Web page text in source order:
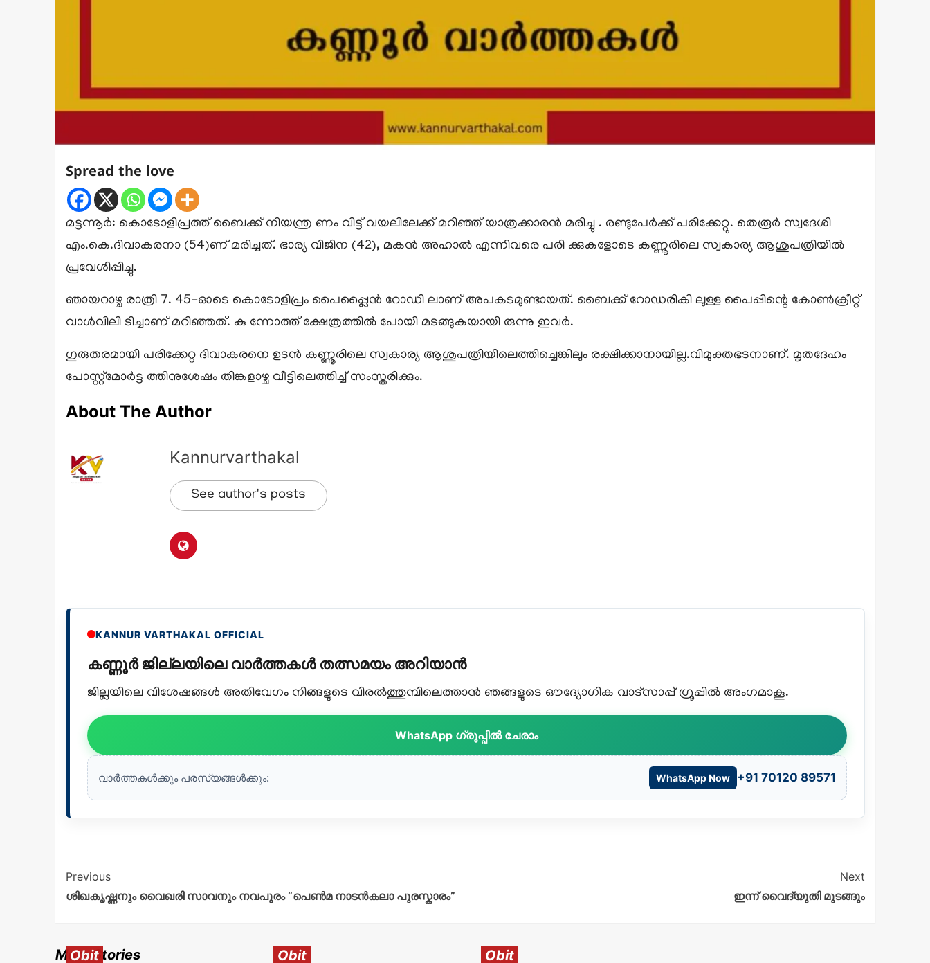
Spread the love
മട്ടന്നൂർ: കൊടോളിപ്രത്ത് ബൈക്ക് നിയന്ത്ര ണം വിട്ട് വയലിലേക്ക് മറിഞ്ഞ് യാത്രക്കാരൻ മരിച്ചു . രണ്ടുപേർക്ക് പരിക്കേറ്റു. തെരൂർ സ്വദേശി
എം.കെ.ദിവാകരനാ (54)ണ് മരിച്ചത്. ഭാര്യ വിജിന (42), മകൻ അഹാൽ എന്നിവരെ പരി ക്കുകളോടെ കണ്ണൂരിലെ സ്വകാര്യ ആശുപത്രിയിൽ
പ്രവേശിപ്പിച്ചു.
ഞായറാഴ്ച രാത്രി 7. 45-ഓടെ കൊടോളിപ്രം പൈപ്പ്ലൈൻ റോഡി ലാണ് അപകടമുണ്ടായത്. ബൈക്ക് റോഡരികി ലുള്ള പൈപ്പിന്റെ കോൺക്രീറ്റ്
വാൾവിലി ടിച്ചാണ് മറിഞ്ഞത്. കു ന്നോത്ത് ക്ഷേത്രത്തിൽ പോയി മടങ്ങുകയായി രുന്നു ഇവർ.
ഗുരുതരമായി പരിക്കേറ്റ ദിവാകരനെ ഉടൻ കണ്ണൂരിലെ സ്വകാര്യ ആശുപത്രിയിലെത്തിച്ചെങ്കിലും രക്ഷിക്കാനായില്ല.വിമുക്തഭടനാണ്. മൃതദേഹം
പോസ്റ്റ്മോർട്ട ത്തിനുശേഷം തിങ്കളാഴ്ച വീട്ടിലെത്തിച്ച് സംസ്തരിക്കും.
About The Author
Kannurvarthakal
See author's posts
KANNUR VARTHAKAL OFFICIAL
കണ്ണൂർ ജില്ലയിലെ വാർത്തകൾ തത്സമയം അറിയാൻ
ജില്ലയിലെ വിശേഷങ്ങൾ അതിവേഗം നിങ്ങളുടെ വിരൽത്തുമ്പിലെത്താൻ ഞങ്ങളുടെ ഔദ്യോഗിക വാട്സാപ്പ് ഗ്രൂപ്പിൽ അംഗമാകൂ.
WhatsApp ഗ്രൂപ്പിൽ ചേരാം
വാർത്തകൾക്കും പരസ്യങ്ങൾക്കും: WhatsApp Now +91 70120 89571
Previous
ശിഖകൃഷ്ണനും വൈഖരി സാവനും നവപുരം “പെൺമ നാടൻകലാ പുരസ്കാരം”
Next
ഇന്ന് വൈദ്യുതി മുടങ്ങും
More Stories
Obit Obit Obit